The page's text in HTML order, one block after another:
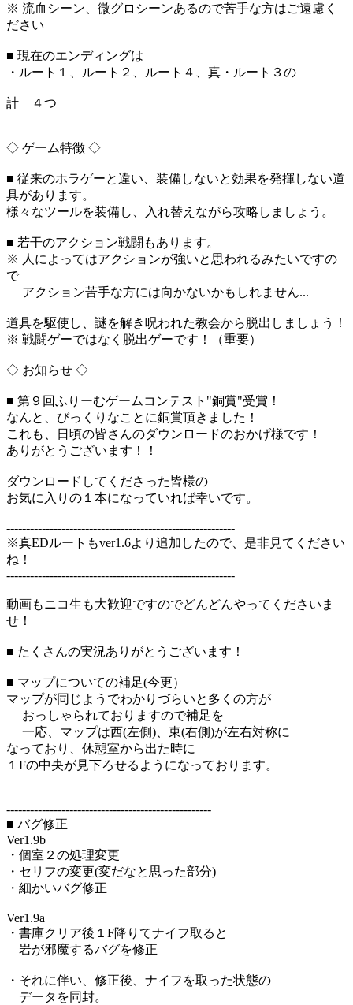
※ 流血シーン、微グロシーンあるので苦手な方はご遠慮く
ださい
■ 現在のエンディングは
・ルート１、ルート２、ルート４、真・ルート３の
計 ４つ
◇ ゲーム特徴 ◇
■ 従来のホラゲーと違い、装備しないと効果を発揮しない道
具があります。
様々なツールを装備し、入れ替えながら攻略しましょう。
■ 若干のアクション戦闘もあります。
※ 人によってはアクションが強いと思われるみたいですの
で
アクション苦手な方には向かないかもしれません...
道具を駆使し、謎を解き呪われた教会から脱出しましょう！
※ 戦闘ゲーではなく脱出ゲーです！（重要）
◇ お知らせ ◇
■ 第９回ふりーむゲームコンテスト"銅賞"受賞！
なんと、びっくりなことに銅賞頂きました！
これも、日頃の皆さんのダウンロードのおかげ様です！
ありがとうございます！！
ダウンロードしてくださった皆様の
お気に入りの１本になっていれば幸いです。
----------------------------------------------------------
※真EDルートもver1.6より追加したので、是非見てください
ね！
----------------------------------------------------------
動画もニコ生も大歓迎ですのでどんどんやってくださいま
せ！
■ たくさんの実況ありがとうございます！
■ マップについての補足(今更）
マップが同じようでわかりづらいと多くの方が
おっしゃられておりますので補足を
一応、マップは西(左側)、東(右側)が左右対称に
なっており、休憩室から出た時に
１Fの中央が見下ろせるようになっております。
----------------------------------------------------
■ バグ修正
Ver1.9b
・個室２の処理変更
・セリフの変更(変だなと思った部分)
・細かいバグ修正
Ver1.9a
・書庫クリア後１F降りてナイフ取ると
岩が邪魔するバグを修正
・それに伴い、修正後、ナイフを取った状態の
データを同封。